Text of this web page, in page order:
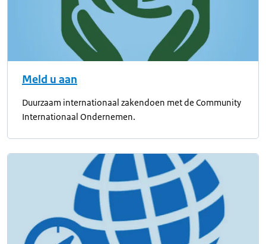
Meld u aan
Duurzaam internationaal zakendoen met de Community
Internationaal Ondernemen.